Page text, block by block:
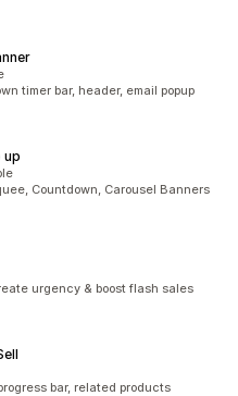
timer bar, header, email popup
up
Countdown, Carousel Banners
urgency & boost flash sales
bar, related products